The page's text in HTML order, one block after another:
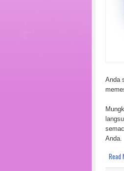
Anda
Anda.
Read